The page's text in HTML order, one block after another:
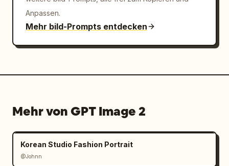
Anpassen.
Mehr bild-Prompts entdecken
Mehr von GPT Image 2
Korean Studio Fashion Portrait
@Johnn